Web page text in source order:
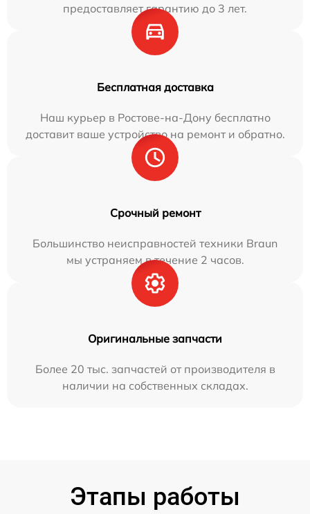
предоставляет гарантию до 3 лет.
Бесплатная доставка
Наш курьер в Ростове-на-Дону бесплатно
доставит ваше устройство на ремонт и обратно.
Срочный ремонт
Большинство неисправностей техники Braun
мы устраняем в течение 2 часов.
Оригинальные запчасти
Более 20 тыс. запчастей от производителя в
наличии на собственных складах.
Этапы работы